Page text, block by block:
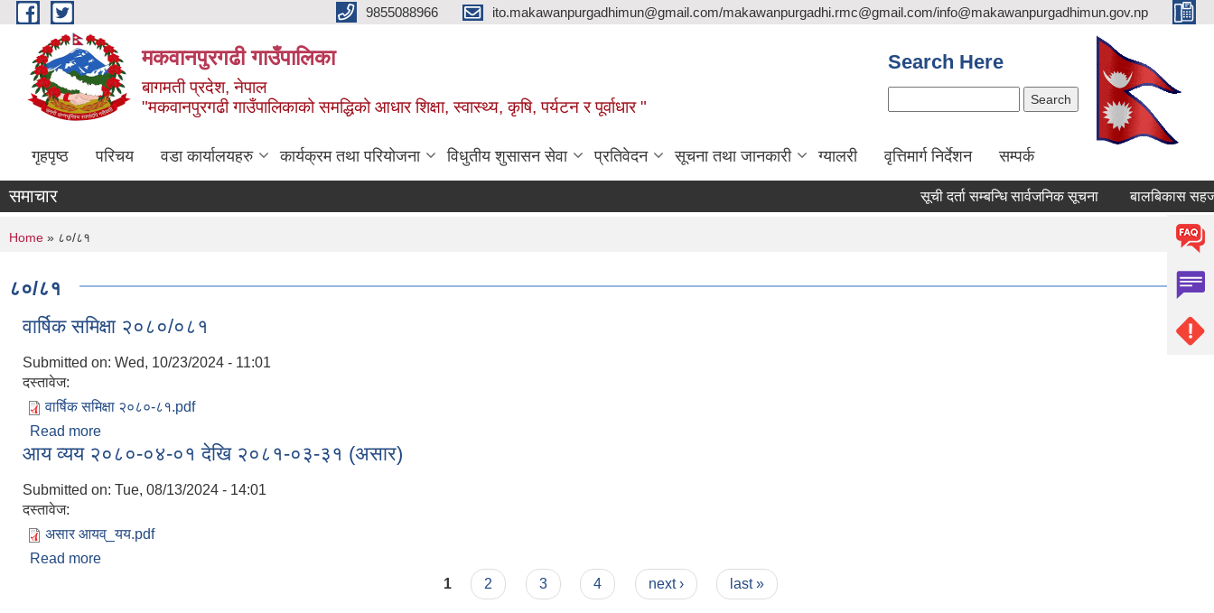
Skip to main content 9855088966 ito.makawanpurgadhimun@gmail.com/makawanpurgadhi.rmc@gmail.com/info@makawanpurgadhimun.gov.np
मकवानपुरगढी गाउँपालिका
बागमती प्रदेश, नेपाल
"मकवानपुरगढी गाउँपालिकाको समद्धिको आधार शिक्षा, स्‍वास्‍थ्‍य, कृषि, पर्यटन र पूर्वाधार "
Search Here
गृहपृष्ठ परिचय वडा कार्यालयहरु कार्यक्रम तथा परियोजना विधुतीय शुसासन सेवा प्रतिवेदन सूचना तथा जानकारी ग्यालरी वृत्तिमार्ग निर्देशन सम्पर्क
समाचार सूची दर्ता सम्बन्धि सार्वजनिक सूचना बालबिकास सहजकर्ता
You are here
Home » ८०/८१
८०/८१
वार्षिक समिक्षा २०८०/०८१
Submitted on: Wed, 10/23/2024 - 11:01
दस्तावेज:
वार्षिक समिक्षा २०८०-८१.pdf
Read more
आय व्यय २०८०-०४-०१ देखि २०८१-०३-३१ (असार)
Submitted on: Tue, 08/13/2024 - 14:01
दस्तावेज:
असार आयव्_यय.pdf
Read more
1 2 3 4 next › last »